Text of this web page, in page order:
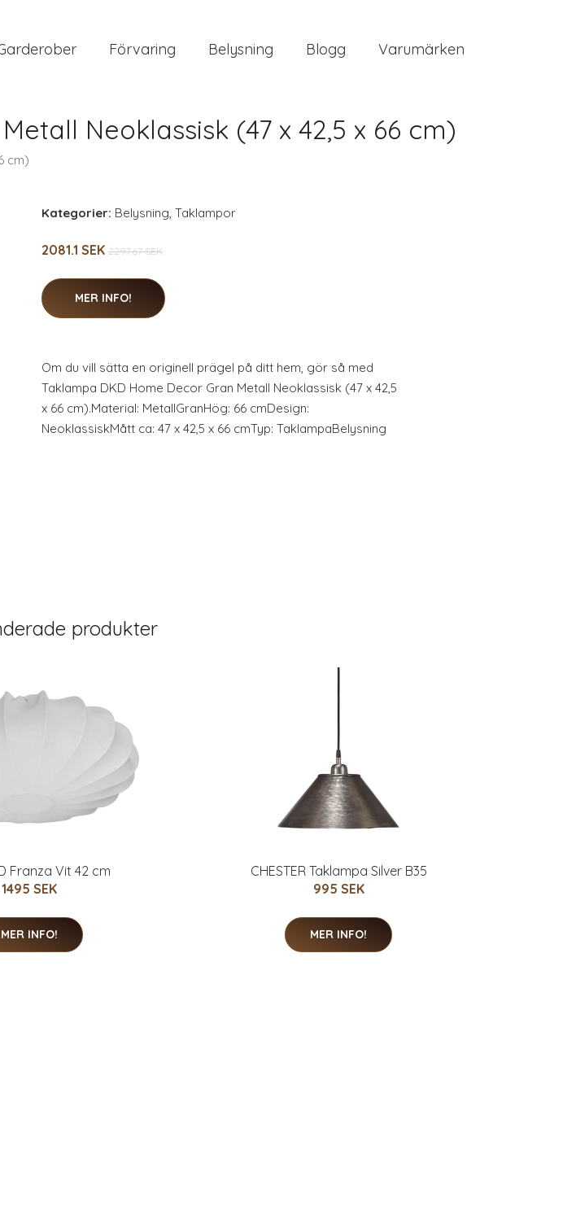
Förvaring Belysning Blogg Varumärken
Neoklassisk (47 x 42,5 x 66 cm)
cm)
Kategorier: Belysning, Taklampor
2081.1 SEK 2297.67 SEK
MER INFO!
Om du vill sätta en originell prägel på ditt hem, gör så med
Taklampa DKD Home Decor Gran Metall Neoklassisk (47 x 42,5
x 66 cm).Material: MetallGranHög: 66 cmDesign:
NeoklassiskMått ca: 47 x 42,5 x 66 cmTyp: TaklampaBelysning
produkter
Franza Vit 42 cm
1495 SEK
MER INFO!
CHESTER Taklampa Silver B35
995 SEK
MER INFO!